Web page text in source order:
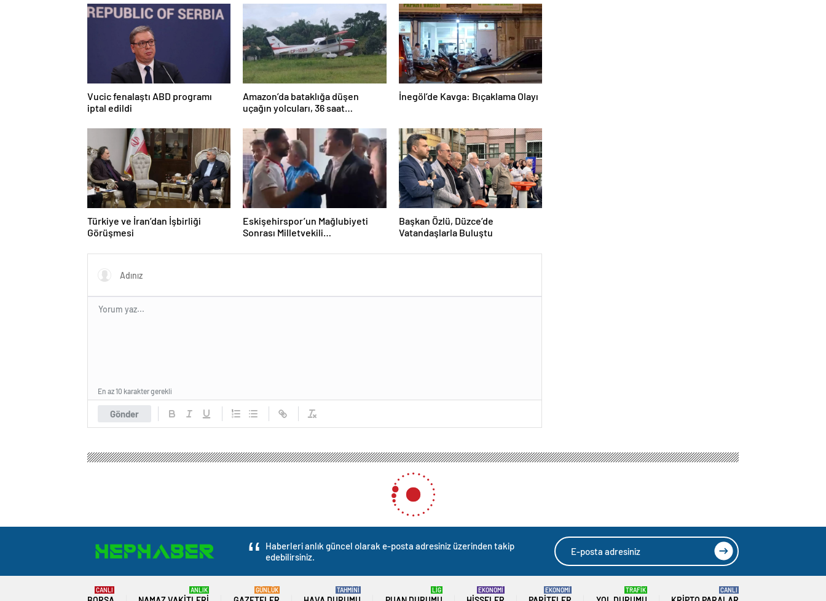
Vucic fenalaştı ABD programı
iptal edildi
Amazon’da bataklığa düşen
uçağın yolcuları, 36 saat
İnegöl’de Kavga: Bıçaklama Olayı
Türkiye ve İran’dan İşbirliği
Görüşmesi
Eskişehirspor’un Mağlubiyeti
Sonrası Milletvekili
Başkan Özlü, Düzce’de
Vatandaşlarla Buluştu
Gönder
En az 10 karakter gerekli
Haberleri anlık güncel olarak e-posta adresiniz üzerinden takip
edebilirsiniz.
CANLI ANLIK GÜNLÜK TAHMİNİ LİG EKONOMİ EKONOMİ TRAFİK CANLI